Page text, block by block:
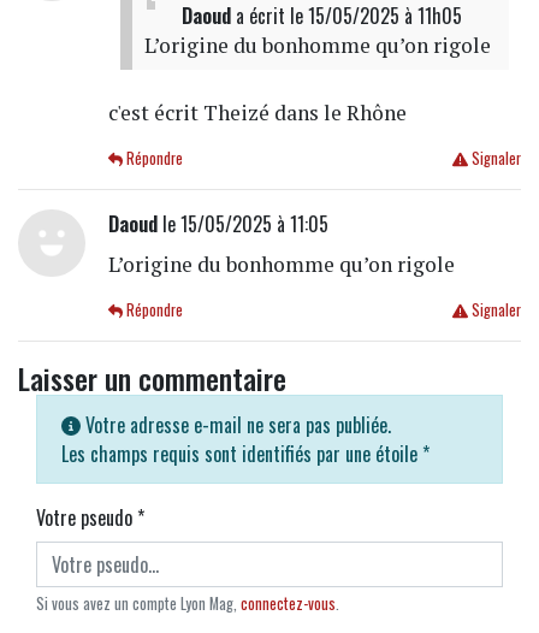
Daouda écrit le 15/05/2025 à 11h05
L’origine du bonhomme qu’on rigole
c'est écrit Theizé dans le Rhône
Signaler
Répondre
Daoudle 15/05/2025 à 11:05
L’origine du bonhomme qu’on rigole
Signaler
Répondre
Laisser un commentaire
Votre adresse e-mail ne sera pas publiée.
Les champs requis sont identifiés par une étoile *
Votre pseudo*
Si vous avez un compte Lyon Mag, connectez-vous.